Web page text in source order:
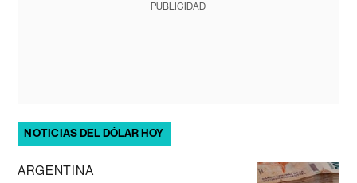
PUBLICIDAD
NOTICIAS DEL DÓLAR HOY
ARGENTINA